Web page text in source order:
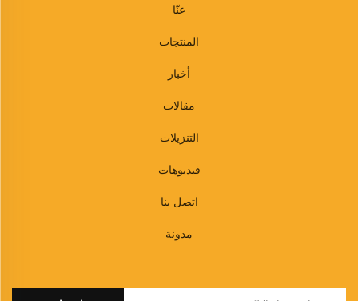
عنّا
المنتجات
أخبار
مقالات
التنزيلات
فيديوهات
اتصل بنا
مدونة